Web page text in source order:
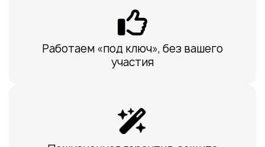
Работаем «под ключ», без вашего
участия